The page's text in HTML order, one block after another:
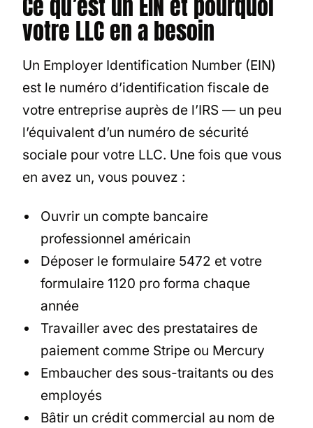
votre LLC en a besoin
Un Employer Identification Number (EIN)
est le numéro d’identification fiscale de
votre entreprise auprès de l’IRS — un peu
l’équivalent d’un numéro de sécurité
sociale pour votre LLC. Une fois que vous
en avez un, vous pouvez :
Ouvrir un compte bancaire
professionnel américain
Déposer le formulaire 5472 et votre
formulaire 1120 pro forma chaque
année
Travailler avec des prestataires de
paiement comme Stripe ou Mercury
Embaucher des sous-traitants ou des
employés
Bâtir un crédit commercial au nom de